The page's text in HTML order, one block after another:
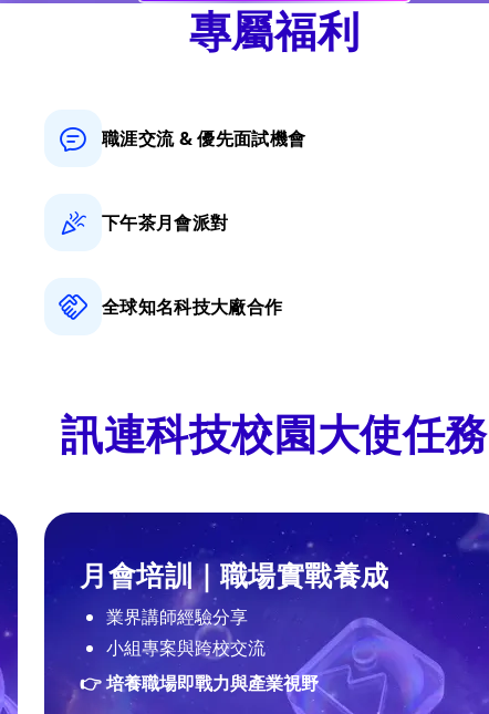
專屬福利
職涯交流 &優先面試機會
下午茶月會派對
全球知名科技大廠合作
訊連科技校園大使任務
月會培訓｜職場實戰養成
業界講師經驗分享
小組專案與跨校交流
👉 培養職場即戰力與產業視野